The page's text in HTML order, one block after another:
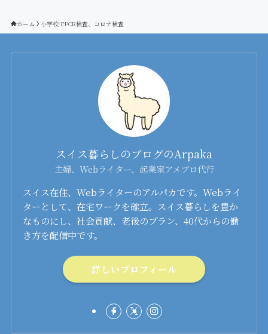
ホーム 小学校でPCR検査、コロナ検査
スイス暮らしのブログのArpaka
主婦、Webライター、起業家アメブロ代行
スイス在住、Webライターのアルパカです。Webライ
ターとして、在宅ワークを確立。スイス暮らしを豊か
なものにし、社会貢献、老後のプラン、40代からの働
き方を配信中です。
詳しいプロフィール